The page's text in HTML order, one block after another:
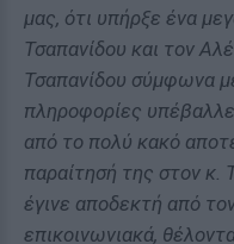
μας, ότι υπήρξε ένα
Τσαπανίδου και τον
Τσαπανίδου σύμφωνα
πληροφορίες
από το πολύ κακό
παραίτησή της στον κ.
έγινε αποδεκτή από
επικοινωνιακά,